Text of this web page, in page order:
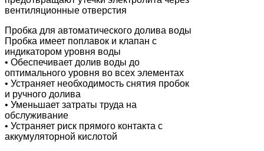
вентиляционные отверстия
Пробка для автоматического долива воды
Пробка имеет поплавок и клапан с
индикатором уровня воды
• Обеспечивает долив воды до
оптимального уровня во всех элементах
• Устраняет необходимость снятия пробок
и ручного долива
• Уменьшает затраты труда на
обслуживание
• Устраняет риск прямого контакта с
аккумуляторной кислотой